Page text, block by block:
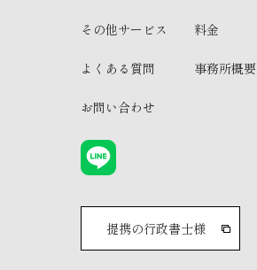
その他サービス 料金
よくある質問 事務所概要
お問い合わせ
提携の行政書士様